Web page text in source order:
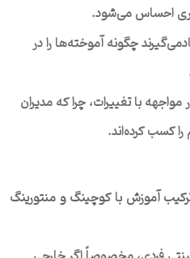
احساس می‌شود.
چگونه آموخته‌ها را در
مواجهه با تغییرات، چرا که مدیران
کسب کرده‌اند.
آموزش با کوچینگ و منتورینگ